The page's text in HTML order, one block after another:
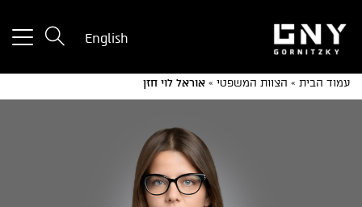
English
עמוד הבית » הצוות המשפטי » אוראל לוי חזן